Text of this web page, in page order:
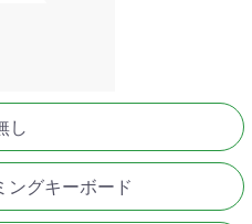
し
ングキーボード